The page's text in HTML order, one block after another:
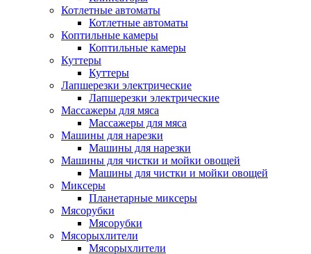
Котлетные автоматы
Котлетные автоматы
Коптильные камеры
Коптильные камеры
Куттеры
Куттеры
Лапшерезки электрические
Лапшерезки электрические
Массажеры для мяса
Массажеры для мяса
Машины для нарезки
Машины для нарезки
Машины для чистки и мойки овощей
Машины для чистки и мойки овощей
Миксеры
Планетарные миксеры
Мясорубки
Мясорубки
Мясорыхлители
Мясорыхлители